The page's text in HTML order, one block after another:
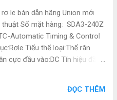
• Email :
• Website :
#PLC #BienTan
#DienTuDongHoa
#ThietBiDien
#DongCo #Servo
#NhaPhanPhoi #DaiLy
le bán dẫn hãng Union mới
Số mặt hàng: SDA3-240Z
Automatic Timing & Control
Tiểu thể loại:Thể răn
cực đầu vào:DC Tín hiệu đầu
hợp:Không Chấm dứt:Thiết bị
ĐỌC THÊM